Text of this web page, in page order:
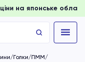
ціни на японське
Голки/ПММ